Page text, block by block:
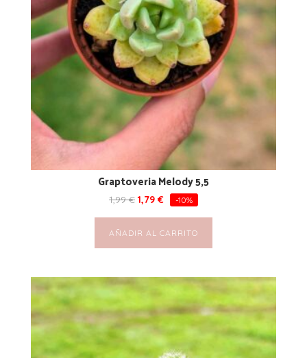
Graptoveria Melody 5,5
1,99€ 1,79 € -10%
AÑADIR AL CARRITO